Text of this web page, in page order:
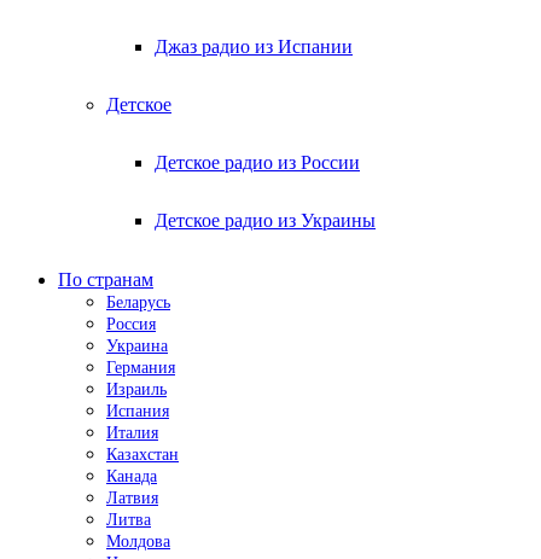
Джаз радио из Испании
Детское
Детское радио из России
Детское радио из Украины
По странам
Беларусь
Россия
Украина
Германия
Израиль
Испания
Италия
Казахстан
Канада
Латвия
Литва
Молдова